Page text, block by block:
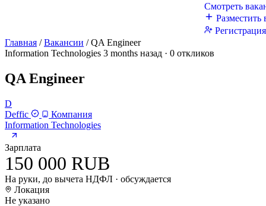
Смотреть
Разместить
Главная / Вакансии / QA Engineer
Information Technologies 3 months назад · 0 откликов
QA Engineer
D
Deffic
Компания
Information Technologies
Зарплата
150 000 RUB
На руки, до вычета НДФЛ · обсуждается
Локация
Не указано